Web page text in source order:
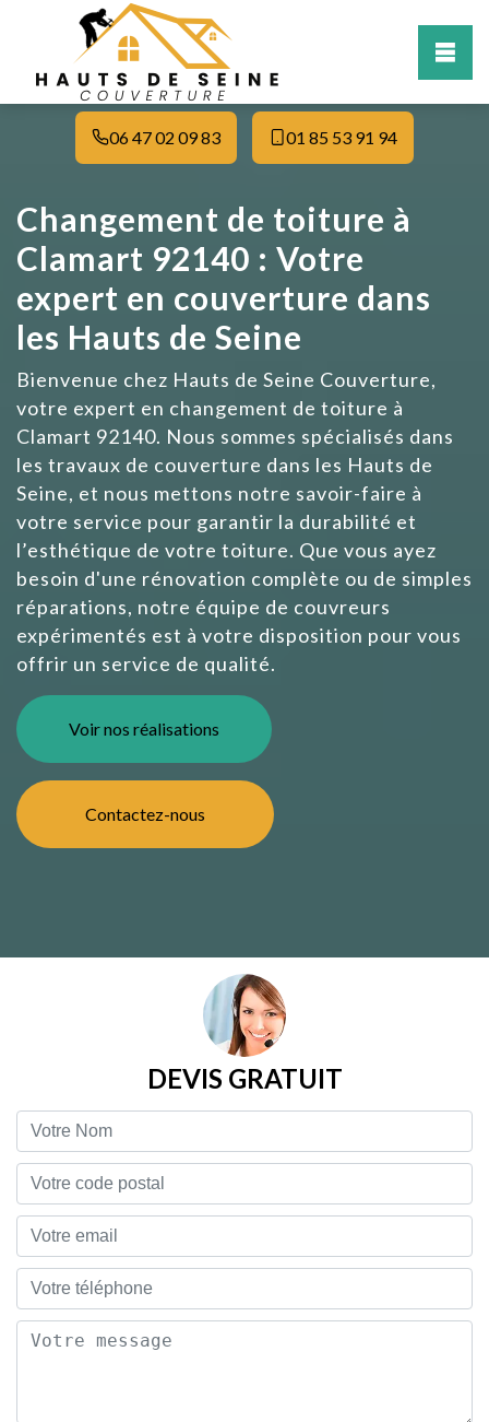
06 47 02 09 83 01 85 53 91 94
Changement de toiture à
Clamart 92140 : Votre
expert en couverture dans
les Hauts de Seine
Bienvenue chez Hauts de Seine Couverture,
votre expert en changement de toiture à
Clamart 92140. Nous sommes spécialisés dans
les travaux de couverture dans les Hauts de
Seine, et nous mettons notre savoir-faire à
votre service pour garantir la durabilité et
l’esthétique de votre toiture. Que vous ayez
besoin d'une rénovation complète ou de simples
réparations, notre équipe de couvreurs
expérimentés est à votre disposition pour vous
offrir un service de qualité.
Voir nos réalisations
Contactez-nous
DEVIS GRATUIT